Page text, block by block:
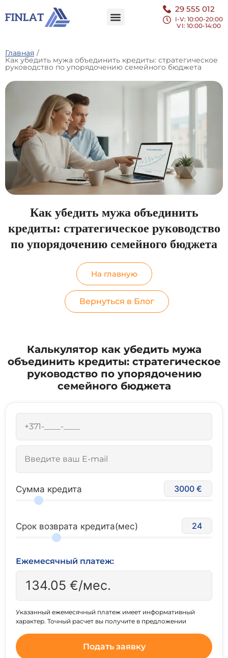
29 555 012
I-V: 10:00-20:00
VI: 10:00-14:00
Главная /
Как убедить мужа объединить кредиты: стратегическое
руководство по упорядочению семейного бюджета
Как убедить мужа объединить
кредиты: стратегическое руководство
по упорядочению семейного бюджета
На главную
Вернуться в Блог
Калькулятор как убедить мужа
объединить кредиты: стратегическое
руководство по упорядочению
семейного бюджета
Сумма кредита 3000
Срок возврата кредита(мес) 24
Ежемесячный платеж:
134.05 €/мес.
Указанный ежемесячный платеж имеет информативный
характер. Точный расчет вы получите в предложении
Подать заявку